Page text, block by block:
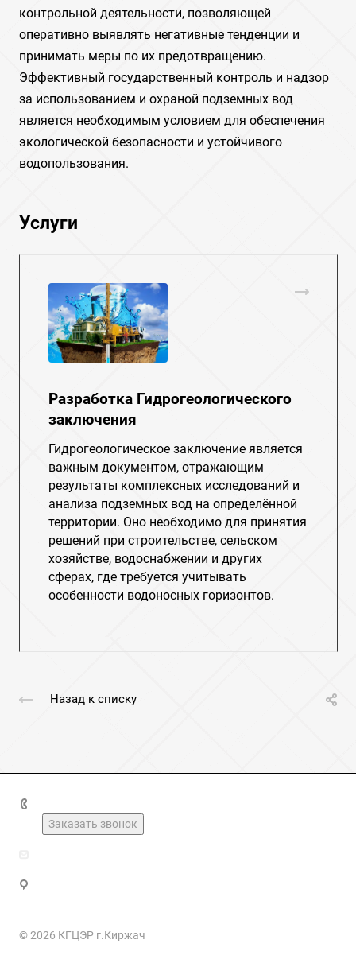
контрольной деятельности, позволяющей
оперативно выявлять негативные тенденции и
принимать меры по их предотвращению.
Эффективный государственный контроль и надзор
за использованием и охраной подземных вод
является необходимым условием для обеспечения
экологической безопасности и устойчивого
водопользования.
Услуги
Разработка Гидрогеологического
заключения
Гидрогеологическое заключение является
важным документом, отражающим
результаты комплексных исследований и
анализа подземных вод на определённой
территории. Оно необходимо для принятия
решений при строительстве, сельском
хозяйстве, водоснабжении и других
сферах, где требуется учитывать
особенности водоносных горизонтов.
Назад к списку
Заказать звонок
© 2026 КГЦЭР г.Киржач